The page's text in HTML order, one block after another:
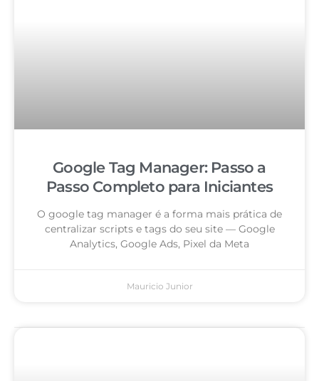
Google Tag Manager: Passo a
Passo Completo para Iniciantes
O google tag manager é a forma mais prática de
centralizar scripts e tags do seu site — Google
Analytics, Google Ads, Pixel da Meta
Mauricio Junior